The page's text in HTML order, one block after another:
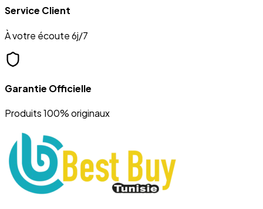
Service Client
À votre écoute 6j/7
Garantie Officielle
Produits 100% originaux